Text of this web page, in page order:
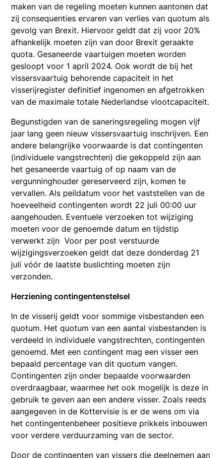
maken van de regeling moeten kunnen aantonen dat
zij consequenties ervaren van verlies van quotum als
gevolg van Brexit. Hiervoor geldt dat zij voor 20%
afhankelijk moeten zijn van door Brexit geraakte
quota. Gesaneerde vaartuigen moeten worden
gesloopt voor 1 april 2024. Ook wordt de bij het
vissersvaartuig behorende capaciteit in het
visserijregister definitief ingenomen en afgetrokken
van de maximale totale Nederlandse vlootcapaciteit.
Begunstigden van de saneringsregeling mogen vijf
jaar lang geen nieuw vissersvaartuig inschrijven. Een
andere belangrijke voorwaarde is dat contingenten
(individuele vangstrechten) die gekoppeld zijn aan
het gesaneerde vaartuig of op naam van de
vergunninghouder gereserveerd zijn, komen te
vervallen. Als peildatum voor het vaststellen van de
hoeveelheid contingenten wordt 22 juli 00:00 uur
aangehouden. Eventuele verzoeken tot wijziging
moeten voor de genoemde datum en tijdstip
verwerkt zijn Voor per post verstuurde
wijzigingsverzoeken geldt dat deze donderdag 21
juli vóór de laatste buslichting moeten zijn
verzonden.
Herziening contingentenstelsel
In de visserij geldt voor sommige visbestanden een
quotum. Het quotum van een aantal visbestanden is
verdeeld in individuele vangstrechten, contingenten
genoemd. Met een contingent mag een visser een
bepaald percentage van dit quotum vangen.
Contingenten zijn onder bepaalde voorwaarden
overdraagbaar, waarmee het ook mogelijk is deze in
gebruik te geven aan een andere visser. Zoals reeds
aangegeven in de Kottervisie is er de wens om via
het contingentenbeheer positieve prikkels inbouwen
voor verdere verduurzaming van de sector.
Door de contingenten van vissers die deelnemen aan